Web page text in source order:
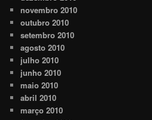
novembro 2010
outubro 2010
setembro 2010
agosto 2010
julho 2010
junho 2010
maio 2010
abril 2010
março 2010